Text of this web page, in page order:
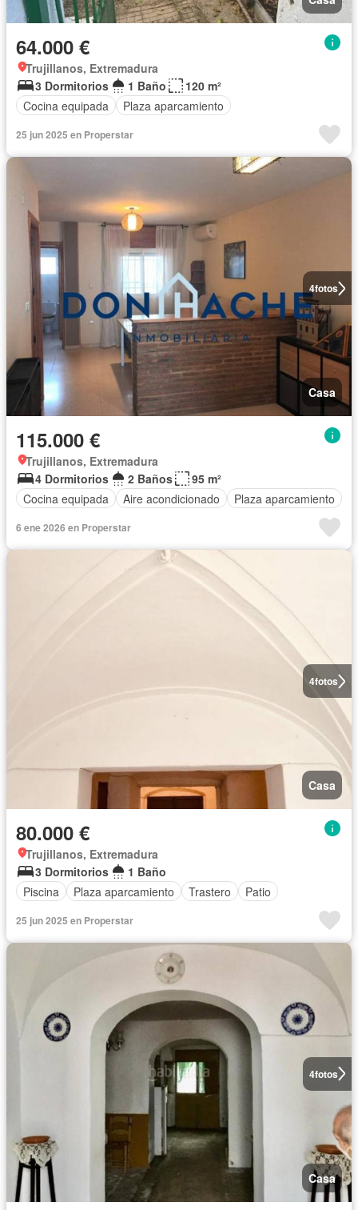
64.000 €
Trujillanos, Extremadura
3 Dormitorios
1 Baño
120 m²
Cocina equipada
Plaza aparcamiento
25 jun 2025 en Properstar
4fotos
Casa
115.000 €
Trujillanos, Extremadura
4 Dormitorios
2 Baños
95 m²
Cocina equipada
Aire acondicionado Plaza aparcamiento
6 ene 2026 en Properstar
4fotos
Casa
80.000 €
Trujillanos, Extremadura
3 Dormitorios
1 Baño
Piscina
Plaza aparcamiento Trastero Patio
25 jun 2025 en Properstar
4fotos
Casa